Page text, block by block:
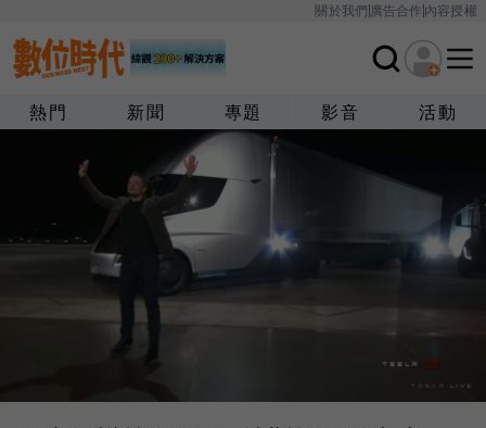
關於我們廣告合作內容授權
熱門 新聞 專題 影音 活動